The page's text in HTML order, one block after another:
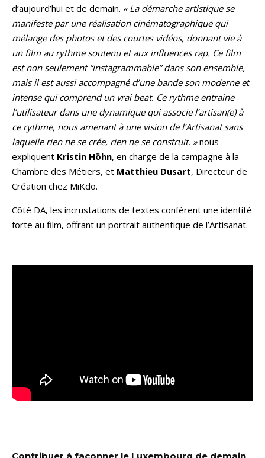
d’aujourd’hui et de demain. « La démarche artistique se
manifeste par une réalisation cinématographique qui
mélange des photos et des courtes vidéos, donnant vie à
un film au rythme soutenu et aux influences rap. Ce film
est non seulement “instagrammable” dans son ensemble,
mais il est aussi accompagné d’une bande son moderne et
intense qui comprend un vrai beat. Ce rythme entraîne
l’utilisateur dans une dynamique qui associe l’artisan(e) à
ce rythme, nous amenant à une vision de l’Artisanat sans
laquelle rien ne se crée, rien ne se construit. »nous
expliquent Kristin Höhn, en charge de la campagne à la
Chambre des Métiers, et Matthieu Dusart, Directeur de
Création chez MiKdo.
Côté DA, les incrustations de textes confèrent une identité
forte au film, offrant un portrait authentique de l’Artisanat.